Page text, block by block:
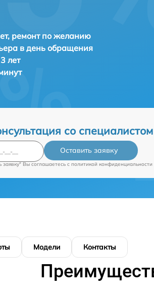
ремонт по желанию
в день обращения
лет
со специалистом
Оставить заявку
Вы соглашаетесь c политикой конфиденциальности
Модели Контакты